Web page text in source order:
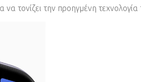
τονίζει την προηγμένη τεχνολογία